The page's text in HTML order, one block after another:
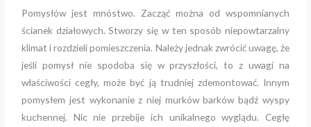
Pomysłów jest mnóstwo. Zacząć można od wspomnianych
ścianek działowych. Stworzy się w ten sposób niepowtarzalny
klimat i rozdzieli pomieszczenia. Należy jednak zwrócić uwagę, że
jeśli pomysł nie spodoba się w przyszłości, to z uwagi na
właściwości cegły, może być ją trudniej zdemontować. Innym
pomysłem jest wykonanie z niej murków barków bądź wyspy
kuchennej. Nic nie przebije ich unikalnego wyglądu. Cegłę